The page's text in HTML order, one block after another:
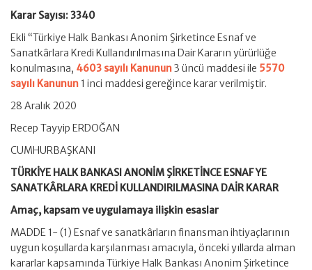
Karar Sayısı: 3340
Ekli “Türkiye Halk Bankası Anonim Şirketince Esnaf ve
Sanatkârlara Kredi Kullandırılmasına Dair Kararın yürürlüğe
konulmasına, 4603 sayılı Kanunun3 üncü maddesi ile 5570
sayılı Kanunun 1 inci maddesi gereğince karar verilmiştir.
28 Aralık 2020
Recep Tayyip ERDOĞAN
CUMHURBAŞKANI
TÜRKİYE HALK BANKASI ANONİM ŞİRKETİNCE ESNAF YE
SANATKÂRLARA KREDİ KULLANDIRILMASINA DAİR KARAR
Amaç, kapsam ve uygulamaya ilişkin esaslar
MADDE 1- (1) Esnaf ve sanatkârların finansman ihtiyaçlarının
uygun koşullarda karşılanması amacıyla, önceki yıllarda alman
kararlar kapsamında Türkiye Halk Bankası Anonim Şirketince